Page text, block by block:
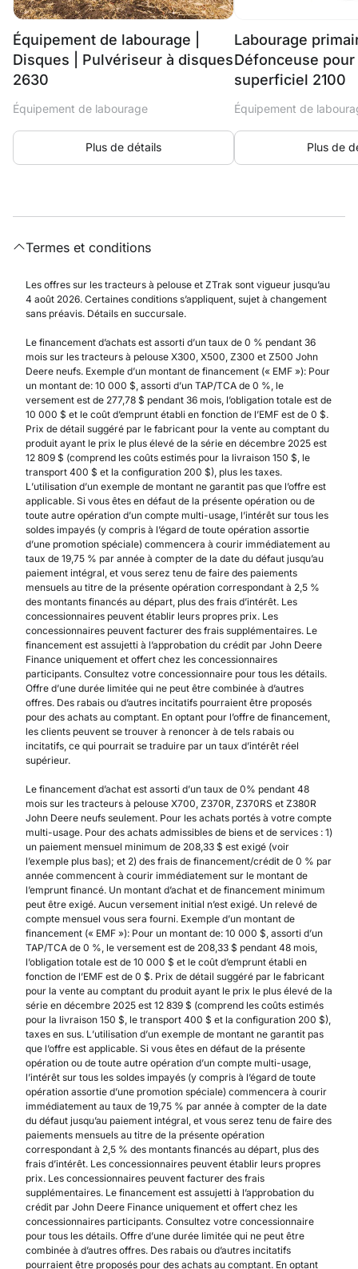
Équipement de labourage |
Disques | Pulvériseur à disques
2630
Équipement de labourage
Plus de détails
Labourage
Défonceuse
superficiel 2100
Équipement de
Plus de
Termes et conditions
Les offres sur les tracteurs à pelouse et ZTrak sont vigueur jusqu’au
4 août 2026. Certaines conditions s’appliquent, sujet à changement
sans préavis. Détails en succursale.
Le financement d’achats est assorti d’un taux de 0 % pendant 36
mois sur les tracteurs à pelouse X300, X500, Z300 et Z500 John
Deere neufs. Exemple d’un montant de financement (« EMF »): Pour
un montant de: 10 000 $, assorti d’un TAP/TCA de 0 %, le
versement est de 277,78 $ pendant 36 mois, l’obligation totale est de
10 000 $ et le coût d’emprunt établi en fonction de l’EMF est de 0 $.
Prix de détail suggéré par le fabricant pour la vente au comptant du
produit ayant le prix le plus élevé de la série en décembre 2025 est
12 809 $ (comprend les coûts estimés pour la livraison 150 $, le
transport 400 $ et la configuration 200 $), plus les taxes.
L’utilisation d’un exemple de montant ne garantit pas que l’offre est
applicable. Si vous êtes en défaut de la présente opération ou de
toute autre opération d’un compte multi-usage, l’intérêt sur tous les
soldes impayés (y compris à l’égard de toute opération assortie
d’une promotion spéciale) commencera à courir immédiatement au
taux de 19,75 % par année à compter de la date du défaut jusqu’au
paiement intégral, et vous serez tenu de faire des paiements
mensuels au titre de la présente opération correspondant à 2,5 %
des montants financés au départ, plus des frais d’intérêt. Les
concessionnaires peuvent établir leurs propres prix. Les
concessionnaires peuvent facturer des frais supplémentaires. Le
financement est assujetti à l’approbation du crédit par John Deere
Finance uniquement et offert chez les concessionnaires
participants. Consultez votre concessionnaire pour tous les détails.
Offre d’une durée limitée qui ne peut être combinée à d’autres
offres. Des rabais ou d’autres incitatifs pourraient être proposés
pour des achats au comptant. En optant pour l’offre de financement,
les clients peuvent se trouver à renoncer à de tels rabais ou
incitatifs, ce qui pourrait se traduire par un taux d’intérêt réel
supérieur.
Le financement d’achat est assorti d’un taux de 0% pendant 48
mois sur les tracteurs à pelouse X700, Z370R, Z370RS et Z380R
John Deere neufs seulement. Pour les achats portés à votre compte
multi-usage. Pour des achats admissibles de biens et de services : 1)
un paiement mensuel minimum de 208,33 $ est exigé (voir
l’exemple plus bas); et 2) des frais de financement/crédit de 0 % par
année commencent à courir immédiatement sur le montant de
l’emprunt financé. Un montant d’achat et de financement minimum
peut être exigé. Aucun versement initial n’est exigé. Un relevé de
compte mensuel vous sera fourni. Exemple d’un montant de
financement (« EMF »): Pour un montant de: 10 000 $, assorti d’un
TAP/TCA de 0 %, le versement est de 208,33 $ pendant 48 mois,
l’obligation totale est de 10 000 $ et le coût d’emprunt établi en
fonction de l’EMF est de 0 $. Prix de détail suggéré par le fabricant
pour la vente au comptant du produit ayant le prix le plus élevé de la
série en décembre 2025 est 12 839 $ (comprend les coûts estimés
pour la livraison 150 $, le transport 400 $ et la configuration 200 $),
taxes en sus. L’utilisation d’un exemple de montant ne garantit pas
que l’offre est applicable. Si vous êtes en défaut de la présente
opération ou de toute autre opération d’un compte multi-usage,
l’intérêt sur tous les soldes impayés (y compris à l’égard de toute
opération assortie d’une promotion spéciale) commencera à courir
immédiatement au taux de 19,75 % par année à compter de la date
du défaut jusqu’au paiement intégral, et vous serez tenu de faire des
paiements mensuels au titre de la présente opération
correspondant à 2,5 % des montants financés au départ, plus des
frais d’intérêt. Les concessionnaires peuvent établir leurs propres
prix. Les concessionnaires peuvent facturer des frais
supplémentaires. Le financement est assujetti à l’approbation du
crédit par John Deere Finance uniquement et offert chez les
concessionnaires participants. Consultez votre concessionnaire
pour tous les détails. Offre d’une durée limitée qui ne peut être
combinée à d’autres offres. Des rabais ou d’autres incitatifs
pourraient être proposés pour des achats au comptant. En optant